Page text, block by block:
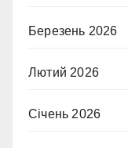
Березень 2026
Лютий 2026
Січень 2026